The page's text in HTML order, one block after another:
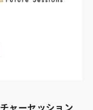
ャーセッション